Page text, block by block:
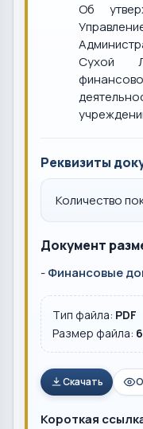
Об
Сухой
Реквизиты
Количество
Документ
-Финансовые
Тип файла: PDF
Размер файла:
Скачать
Короткая